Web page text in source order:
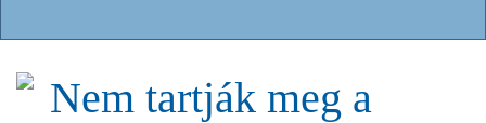
Nem tartják meg a